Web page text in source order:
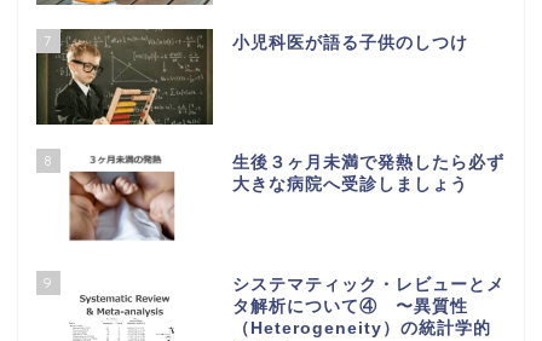
7 小児科医が語る子供のしつけ
8
生後３ヶ月未満で発熱したら必ず
大きな病院へ受診しましょう
9
システマティック・レビューとメ
タ解析について④ 〜異質性
（Heterogeneity）の統計学的